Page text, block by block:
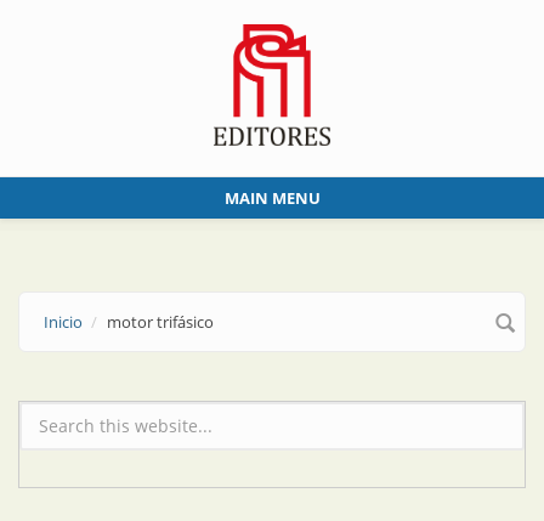
MAIN MENU
Inicio motor trifásico
Formulario de búsqueda